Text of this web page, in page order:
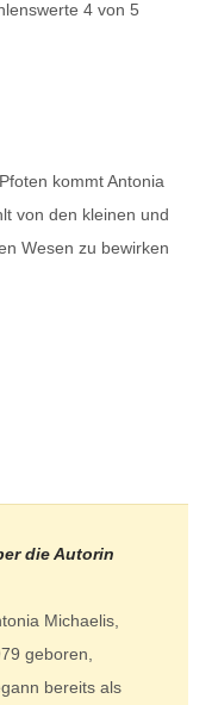
4 von 5
kommt Antonia
von den kleinen und
Wesen zu bewirken
die Autorin
Michaelis,
geboren,
bereits als